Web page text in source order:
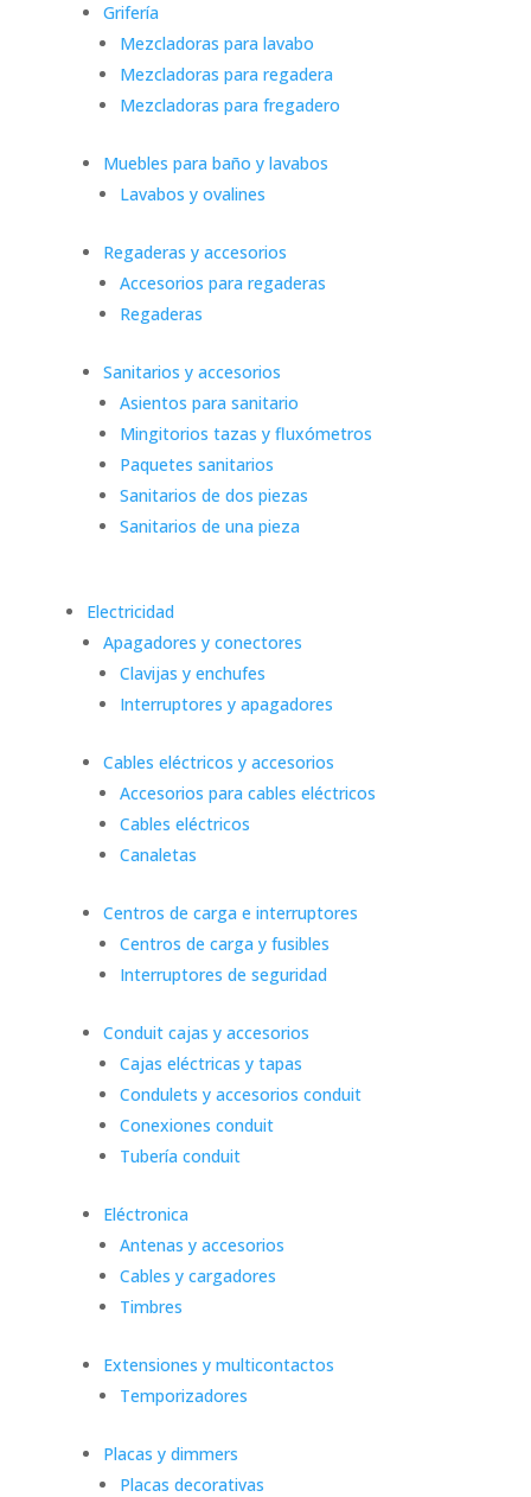
Grifería
Mezcladoras para lavabo
Mezcladoras para regadera
Mezcladoras para fregadero
Muebles para baño y lavabos
Lavabos y ovalines
Regaderas y accesorios
Accesorios para regaderas
Regaderas
Sanitarios y accesorios
Asientos para sanitario
Mingitorios tazas y fluxómetros
Paquetes sanitarios
Sanitarios de dos piezas
Sanitarios de una pieza
Electricidad
Apagadores y conectores
Clavijas y enchufes
Interruptores y apagadores
Cables eléctricos y accesorios
Accesorios para cables eléctricos
Cables eléctricos
Canaletas
Centros de carga e interruptores
Centros de carga y fusibles
Interruptores de seguridad
Conduit cajas y accesorios
Cajas eléctricas y tapas
Condulets y accesorios conduit
Conexiones conduit
Tubería conduit
Eléctronica
Antenas y accesorios
Cables y cargadores
Timbres
Extensiones y multicontactos
Temporizadores
Placas y dimmers
Placas decorativas